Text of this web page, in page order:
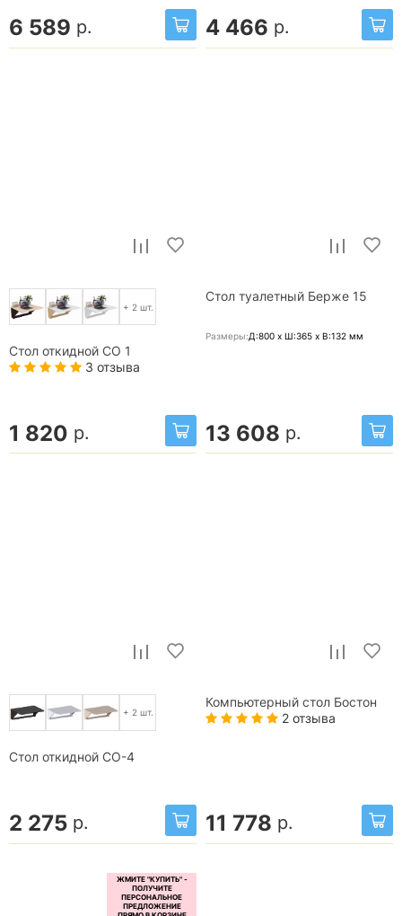
6 589 р. 4 466 р.
+ 2 шт.
Стол откидной СО 1
3 отзыва
1 820 р.
Стол туалетный Берже 15
Размеры:Д:800 x Ш:365 x В:132 мм
13 608 р.
+ 2 шт.
Стол откидной СО-4
2 275 р.
Компьютерный стол Бостон
2 отзыва
11 778 р.